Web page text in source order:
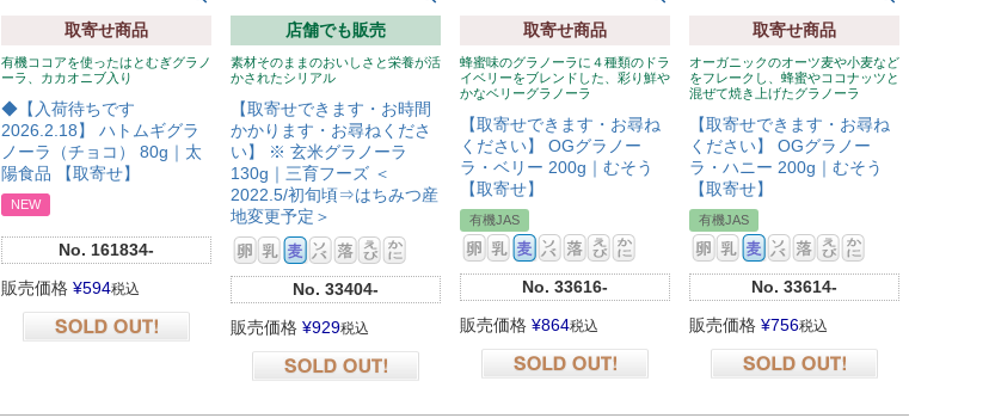
取寄せ商品
有機ココアを使ったはとむぎグラノ
ーラ、カカオニブ入り
◆【入荷待ちです
2026.2.18】 ハトムギグラ
ノーラ（チョコ） 80g｜太
陽食品 【取寄せ】
NEW
No. 161834-
販売価格 ¥594税込
店舗でも販売
素材そのままのおいしさと栄養が活
かされたシリアル
【取寄せできます・お時間
かかります・お尋ねくださ
い】 ※ 玄米グラノーラ
130g｜三育フーズ ＜
2022.5/初旬頃⇒はちみつ産
地変更予定＞
No. 33404-
販売価格 ¥929税込
取寄せ商品
蜂蜜味のグラノーラに４種類のドラ
イベリーをブレンドした、彩り鮮や
かなベリーグラノーラ
【取寄せできます・お尋ね
ください】 OGグラノー
ラ・ベリー 200g｜むそう
【取寄せ】
有機JAS
No. 33616-
販売価格 ¥864税込
取寄せ商品
オーガニックのオーツ麦や小麦など
をフレークし、蜂蜜やココナッツと
混ぜて焼き上げたグラノーラ
【取寄せできます・お尋ね
ください】 OGグラノー
ラ・ハニー 200g｜むそう
【取寄せ】
有機JAS
No. 33614-
販売価格 ¥756税込